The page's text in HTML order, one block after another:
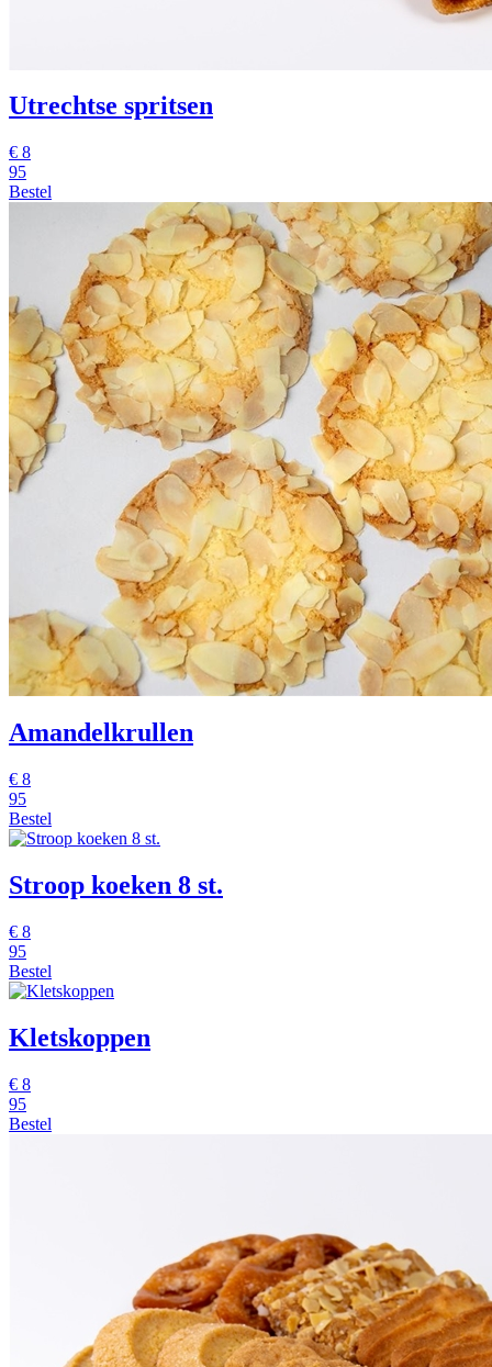
Utrechtse spritsen
€ 8
95
Bestel
Amandelkrullen
€ 8
95
Bestel
Stroop koeken 8 st.
€ 8
95
Bestel
Kletskoppen
€ 8
95
Bestel